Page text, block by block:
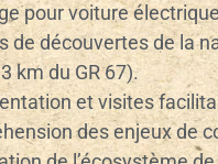
pour voiture
de découvertes de la
km du GR 67).
et visites
des enjeux de